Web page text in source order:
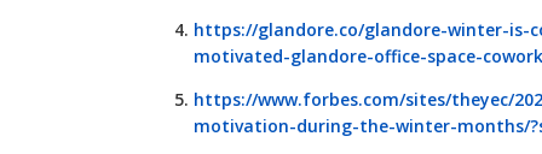
https://glandore.co/glandore-winter-is-
motivated-glandore-office-space-
https://www.forbes.com/sites/theyec/
motivation-during-the-winter-months/